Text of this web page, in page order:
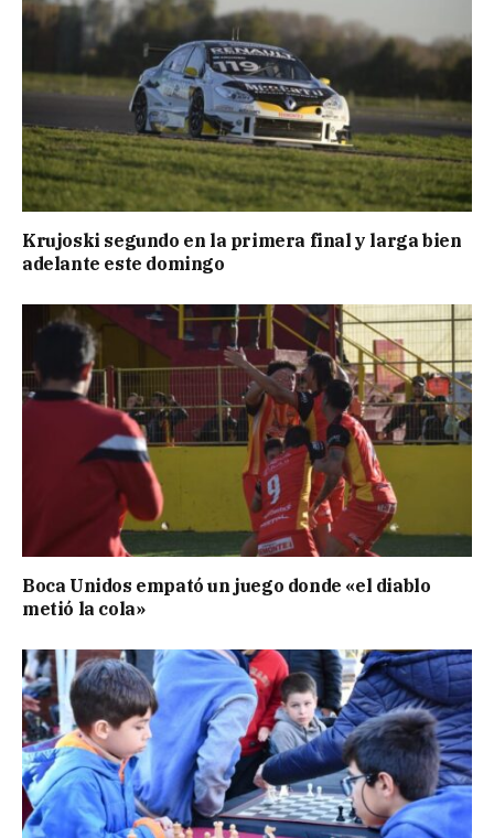
Krujoski segundo en la primera final y larga bien
adelante este domingo
Boca Unidos empató un juego donde «el diablo
metió la cola»